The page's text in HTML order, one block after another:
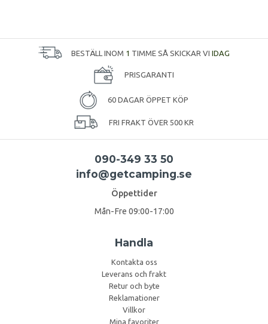
BESTÄLL INOM 1 TIMME SÅ SKICKAR VI IDAG
PRISGARANTI
60 DAGAR ÖPPET KÖP
FRI FRAKT ÖVER 500 KR
090-349 33 50
info@getcamping.se
Öppettider
Mån-Fre 09:00-17:00
Handla
Kontakta oss
Leverans och frakt
Retur och byte
Reklamationer
Villkor
Mina favoriter